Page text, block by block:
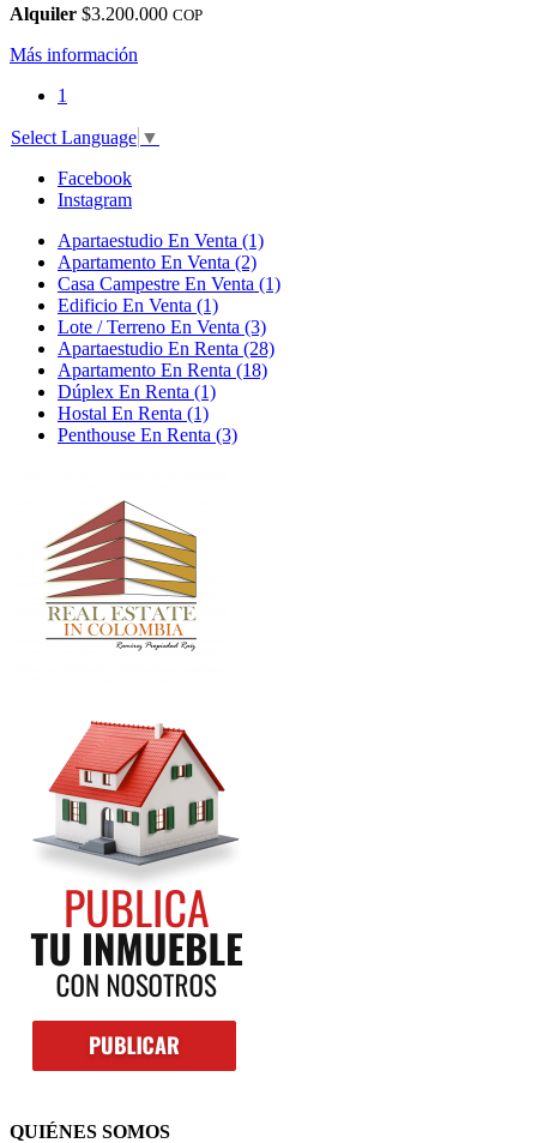
Alquiler $3.200.000 COP
Más información
1
Select Language ▼
Facebook
Instagram
Apartaestudio En Venta (1)
Apartamento En Venta (2)
Casa Campestre En Venta (1)
Edificio En Venta (1)
Lote / Terreno En Venta (3)
Apartaestudio En Renta (28)
Apartamento En Renta (18)
Dúplex En Renta (1)
Hostal En Renta (1)
Penthouse En Renta (3)
QUIÉNES SOMOS